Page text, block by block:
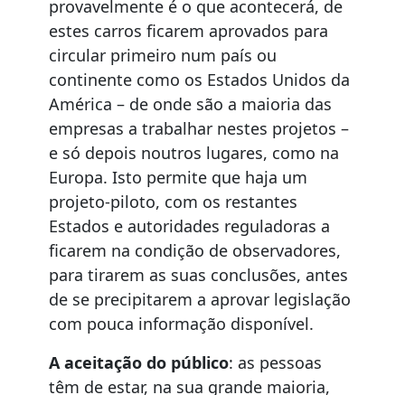
provavelmente é o que acontecerá, de
estes carros ficarem aprovados para
circular primeiro num país ou
continente como os Estados Unidos da
América – de onde são a maioria das
empresas a trabalhar nestes projetos –
e só depois noutros lugares, como na
Europa. Isto permite que haja um
projeto-piloto, com os restantes
Estados e autoridades reguladoras a
ficarem na condição de observadores,
para tirarem as suas conclusões, antes
de se precipitarem a aprovar legislação
com pouca informação disponível.
A aceitação do público: as pessoas
têm de estar, na sua grande maioria,